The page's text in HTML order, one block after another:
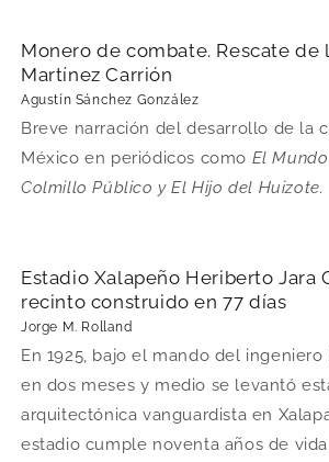
Monero de combate. Rescate de
Martínez Carrión
Agustín Sánchez González
Breve narración del desarrollo de la
México en periódicos como El
Colmillo Público y El Hijo del Huizote.
Estadio Xalapeño Heriberto Jara
recinto construido en 77 días
Jorge M. Rolland
En 1925, bajo el mando del
en dos meses y medio se levantó
arquitectónica vanguardista en
estadio cumple noventa años de